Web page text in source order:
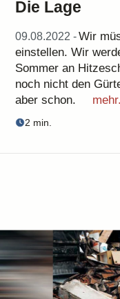
Die Lage
09.08.2022 -Wir
einstellen. Wir
Sommer an
noch nicht den
aber schon.
2 min.